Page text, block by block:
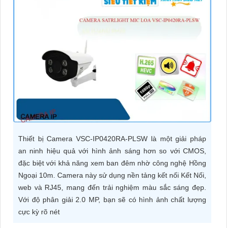
TƯ
VỤ
Thiết bị Camera VSC-IP0420RA-PLSW là một giải pháp
an ninh hiệu quả với hình ảnh sáng hơn so với CMOS,
đặc biệt với khả năng xem ban đêm nhờ công nghệ Hồng
Ngoại 10m. Camera này sử dụng nền tảng kết nối Kết Nối,
web và RJ45, mang đến trải nghiệm màu sắc sáng đẹp.
Với độ phân giải 2.0 MP, bạn sẽ có hình ảnh chất lượng
cực kỳ rõ nét